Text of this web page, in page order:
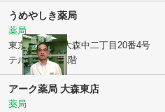
うめやしき薬局
薬局
東京都大田区大森中二丁目20番4号
テルミコーポ1階
アーク薬局 大森東店
薬局